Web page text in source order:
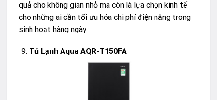
quả cho không gian nhỏ mà còn là lựa chọn kinh tế
cho những ai cần tối ưu hóa chi phí điện năng trong
sinh hoạt hàng ngày.
Tủ Lạnh Aqua AQR-T150FA